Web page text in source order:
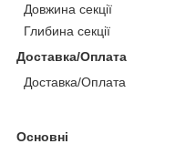
Довжина секції
Глибина секції
Доставка/Оплата
Доставка/Оплата
Основні